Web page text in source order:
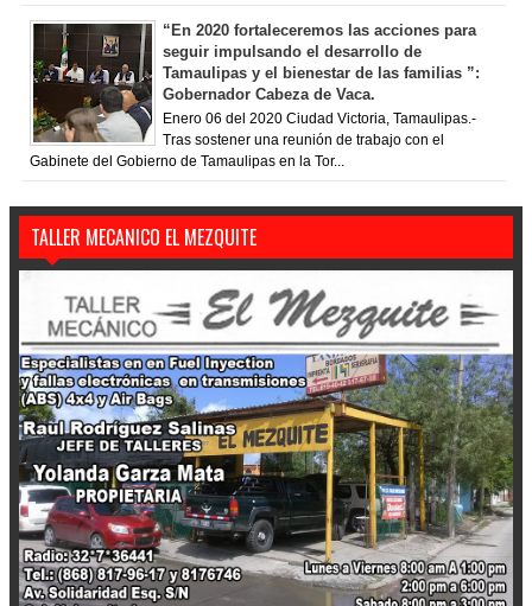
“En 2020 fortaleceremos las acciones para
seguir impulsando el desarrollo de
Tamaulipas y el bienestar de las familias ”:
Gobernador Cabeza de Vaca.
Enero 06 del 2020 Ciudad Victoria, Tamaulipas.-
Tras sostener una reunión de trabajo con el
Gabinete del Gobierno de Tamaulipas en la Tor...
TALLER MECANICO EL MEZQUITE